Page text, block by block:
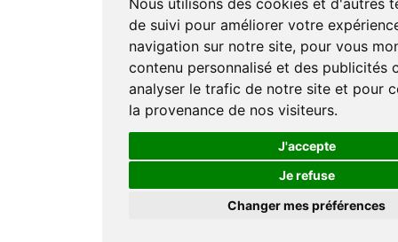
Nous utilisons des cookies et d'autres
de suivi pour améliorer votre
navigation sur notre site, pour vous
contenu personnalisé et des publicités
analyser le trafic de notre site et pour
la provenance de nos visiteurs.
J'accepte
Je refuse
Changer mes préférences